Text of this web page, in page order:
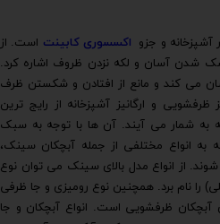
آشپزخانه و جزو اکسسوری کابینت است. از
شدن آسان و لکه نزدن ظروف اشاره کرد.
می کند و مانع از افتادن و شکستن ظرف
و ارگانیز آشپزخانه از رایج ترین
به شمار می آیند. آن ها با توجه به سبک
به انواع مختلفی از جمله آبچکان سینک،
از انواع مدل بالای سینک می توان نوع
را نام برد. همچنین نوع رومیزی و جا ظرفی
آبچکان ظرفشویی است. انواع آبچکان و جا